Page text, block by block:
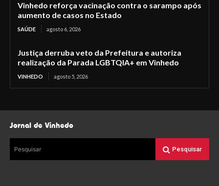
Vinhedo reforça vacinação contra o sarampo após
aumento de casos no Estado
SAÚDE agosto 6, 2026
Justiça derruba veto da Prefeitura e autoriza
realização da Parada LGBTQIA+ em Vinhedo
VINHEDO agosto 5, 2026
Jornal de Vinhedo
Pesquisar Pesquisar